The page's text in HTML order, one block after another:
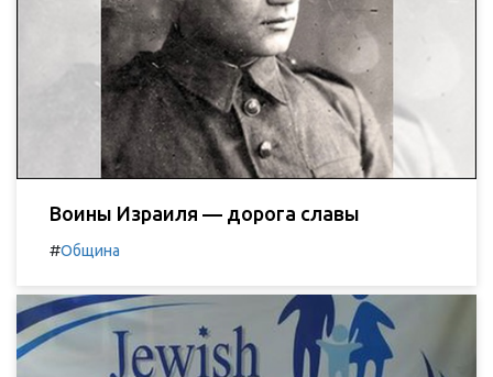
Воины Израиля — дорога славы
#Община